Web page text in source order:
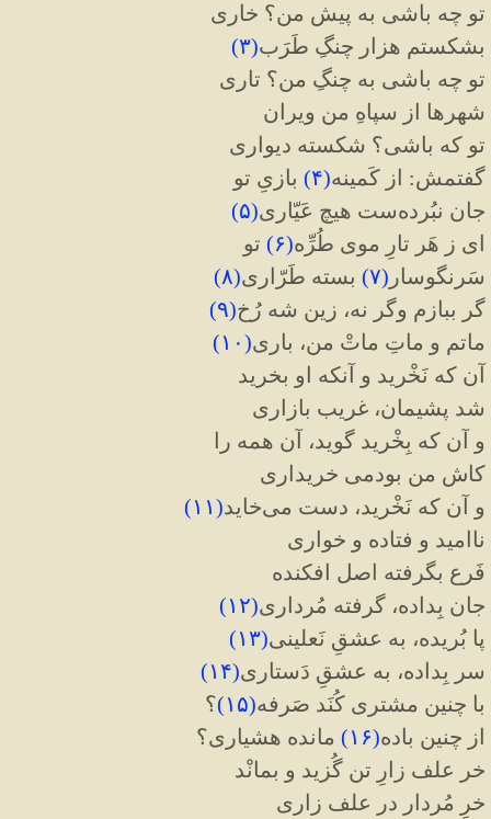
تو چه باشی به پیش من؟ خاری
بشکستم هزار چنگِ طَرَب(۳)
تو چه باشی به چنگِ من؟ تاری
شهرها از سپاهِ من ویران
تو که باشی؟ شکسته دیواری
گفتمش: از کَمینه(۴) بازیِ تو
جان نبُرده‌ست هیچ عَیّاری(۵)
ای ز هَر تارِ موی طُرِّه(۶) تو
سَرنگوسار (۷) بسته طَرّاری(۸)
گر ببازم وگر نه، زین شه رُخ(۹)
ماتم و ماتِ ماتْ من، باری(۱۰)
آن که نَخْرید و آنکه او بخرید
شد پشیمان، غریب بازاری
و آن که بِخْرید گوید، آن همه را
کاش من بودمی خریداری
و آن که نَخْرید، دست می‌خاید(۱۱)
ناامید و فتاده و خواری
فَرع بگرفته اصل افکنده
جان بِداده، گرفته مُرداری(۱۲)
پا بُریده، به عشقِ نَعلینی(۱۳)
سر بِداده، به عشقِ دَستاری(۱۴)
با چنین مشتری کُنَد صَرفه(۱۵)؟
از چنین باده(۱۶) مانده هشیاری؟
خر علف زارِ تن گُزید و بمانْد
خرِ مُردار در علف زاری